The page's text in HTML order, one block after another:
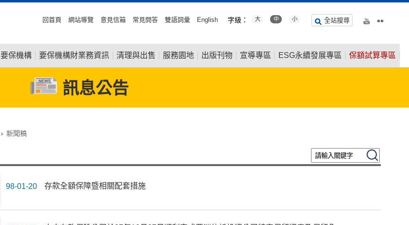
回首頁 網站導覽 意見信箱 常見問答 雙語詞彙 English 字級： 大 中 小 全站搜尋
要保機構 要保機構財業務資訊 清理與出售 服務園地 出版刊物 宣導專區 ESG永續發展專區 保額試算專區
訊息公告
新聞稿
請輸入關鍵字 搜尋
98-01-20 存款全額保障暨相關配套措施